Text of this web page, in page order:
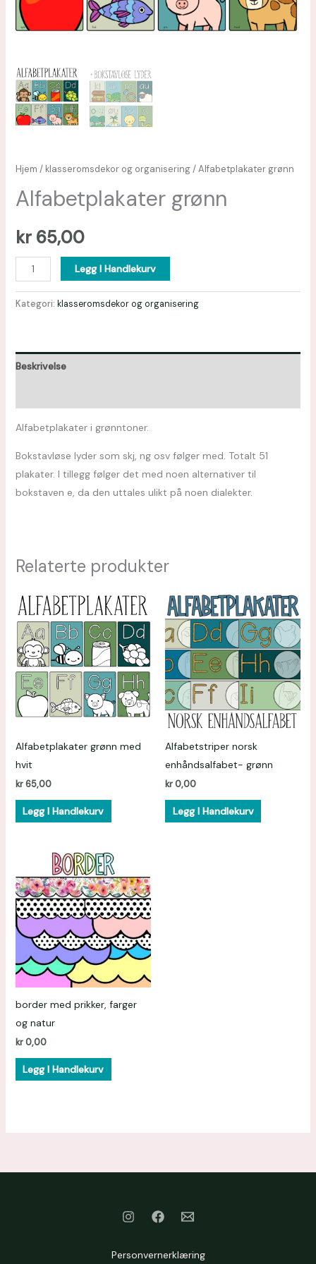
Hjem / klasseromsdekor og organisering/ Alfabetplakater grønn
Alfabetplakater grønn
kr65,00
Legg I Handlekurv
Kategori: klasseromsdekor og organisering
Beskrivelse
Alfabetplakater i grønntoner.
Bokstavløse lyder som skj, ng osv følger med. Totalt 51
plakater. I tillegg følger det med noen alternativer til
bokstaven e, da den uttales ulikt på noen dialekter.
Relaterte produkter
Alfabetplakater grønn med
hvit
kr65,00
Legg I Handlekurv
Alfabetstriper norsk
enhåndsalfabet- grønn
kr0,00
Legg I Handlekurv
border med prikker, farger
og natur
kr0,00
Legg I Handlekurv
Personvernerklæring